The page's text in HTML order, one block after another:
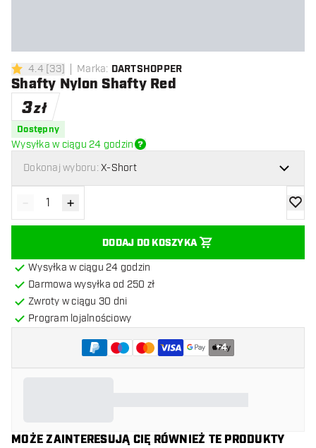
4.4 gwiazdki oceny
4.4 [33] Marka: DARTSHOPPER
Shafty Nylon Shafty Red
3zł
Dostępny
Wysyłka w ciągu 24 godzin
Dokonaj wyboru: X-Short
Zmniejsz ilość
- Zwiększ ilość
+
DODAJ DO KOSZYKA
Wysyłka w ciągu 24 godzin
Darmowa wysyłka od 250 zł
Zwroty w ciągu 30 dni
Program lojalnościowy
+4
MOŻE ZAINTERESUJĄ CIĘ RÓWNIEŻ TE PRODUKTY